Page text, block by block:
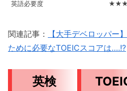
英語必要度
関連記事：
【大手デベロッパー
ために必要なTOEICスコアは….!?
英検